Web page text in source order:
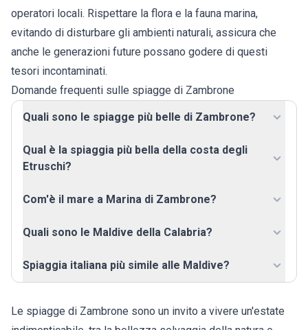
operatori locali. Rispettare la flora e la fauna marina,
evitando di disturbare gli ambienti naturali, assicura che
anche le generazioni future possano godere di questi
tesori incontaminati.
Domande frequenti sulle spiagge di Zambrone
Quali sono le spiagge più belle di Zambrone?
Qual è la spiaggia più bella della costa degli
Etruschi?
Com'è il mare a Marina di Zambrone?
Quali sono le Maldive della Calabria?
Spiaggia italiana più simile alle Maldive?
Le spiagge di Zambrone sono un invito a vivere un'estate